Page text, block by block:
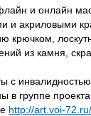
и онлайн
и акриловыми
крючком,
из камня,
с инвалидностью.
в группе проекта
http://art.voi-72.ru/